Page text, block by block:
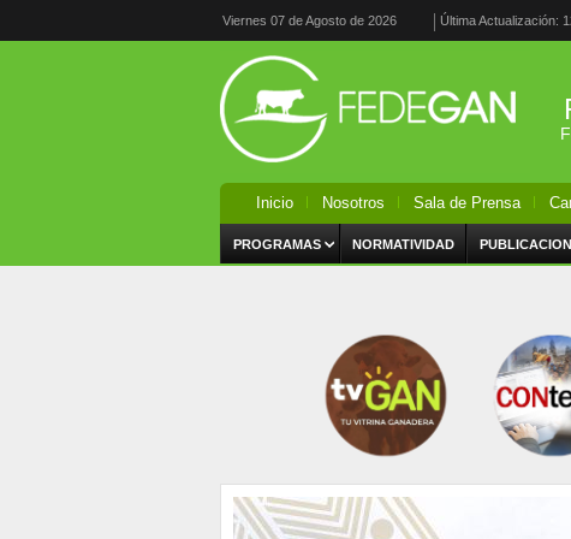
Viernes 07 de Agosto de 2026 Última Actualización:
Inicio Nosotros Sala de Prensa
PROGRAMAS NORMATIVIDAD